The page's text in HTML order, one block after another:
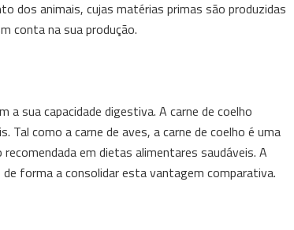
dos animais, cujas matérias primas são produzidas
conta na sua produção.
sua capacidade digestiva. A carne de coelho
como a carne de aves, a carne de coelho é uma
em dietas alimentares saudáveis. A
forma a consolidar esta vantagem comparativa.